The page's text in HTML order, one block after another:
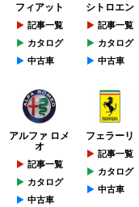
フィアット
記事一覧
カタログ
中古車
シトロエン
記事一覧
カタログ
中古車
アルファ ロメ
オ
記事一覧
カタログ
中古車
フェラーリ
記事一覧
カタログ
中古車